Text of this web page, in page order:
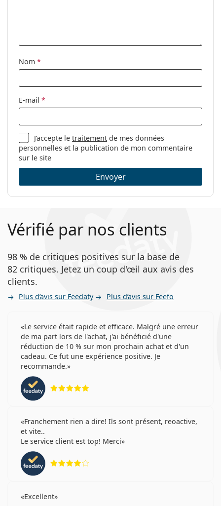
nettoyage:
Oui
Catégorie:
Lunettes de vue
Marque:
Carrera
Code:
175 807 17 55
Nom *
E-mail *
J’accepte letraitement de mes données
personnelles et la publication de mon commentaire
sur le site
Envoyer
Vérifié par nos clients
98 % de critiques positives sur la base de
82 critiques. Jetez un coup d'œil aux avis des
clients.
Plus d’avis sur Feedaty Plus d’avis sur Feefo
Le service était rapide et efficace. Malgré une erreur
de ma part lors de l'achat, j'ai bénéficié d'une
réduction de 10 % sur mon prochain achat et d'un
cadeau. Ce fut une expérience positive. Je
recommande.
Franchement rien a dire! Ils sont présent, reoactive,
et vite..
Le service client est top! Merci
Excellent